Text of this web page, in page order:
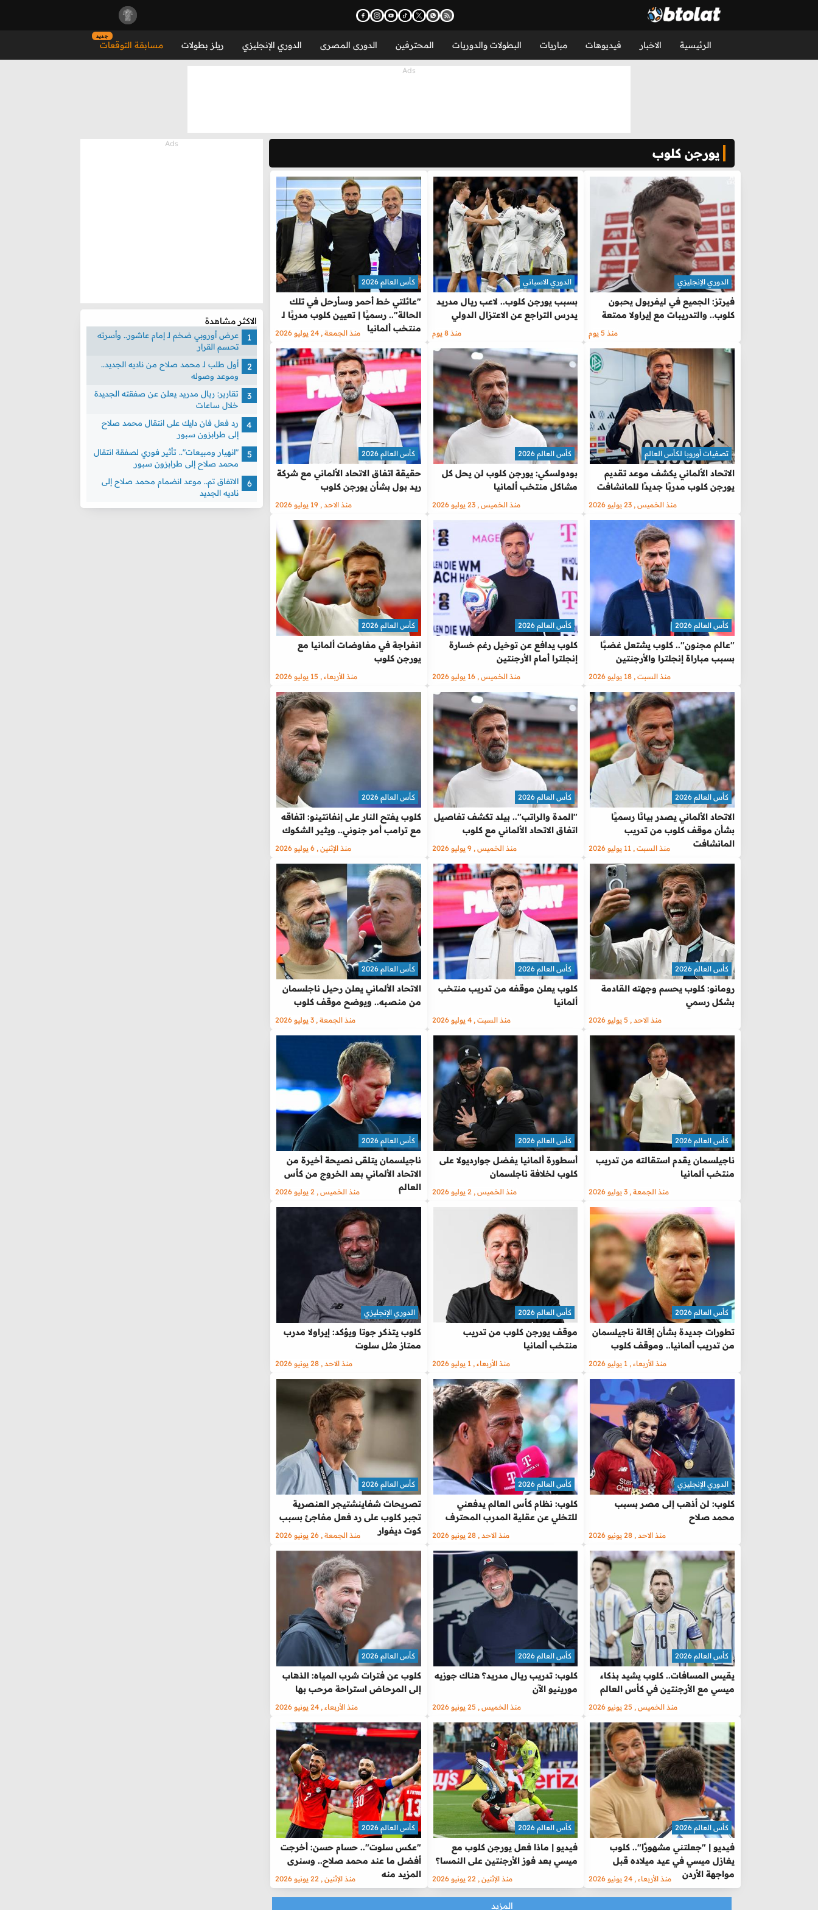
الرئيسية الاخبار فيديوهات مباريات البطولات والدوريات المحترفين الدورى المصرى الدوري الإنجليزي ريلز بطولات مسابقة التوقعات
جديد
يورجن كلوب
فيرتز: الجميع في ليفربول يحبون
كلوب.. والتدريبات مع إيراولا ممتعة
الدوري الإنجليزي
منذ 5 يوم
بسبب يورجن كلوب.. لاعب ريال مدريد
يدرس التراجع عن الاعتزال الدولي
الدوري الاسباني
منذ 8 يوم
"عائلتي خط أحمر وسأرحل في تلك
الحالة".. رسميًا | تعيين كلوب مدربًا لـ
منتخب ألمانيا
كأس العالم 2026
منذ الجمعة , 24 يوليو 2026
الاتحاد الألماني يكشف موعد تقديم
يورجن كلوب مدربًا جديدًا للمانشافت
تصفيات أوروبا لكأس العالم
منذ الخميس , 23 يوليو 2026
بودولسكي: يورجن كلوب لن يحل كل
مشاكل منتخب ألمانيا
كأس العالم 2026
منذ الخميس , 23 يوليو 2026
حقيقة اتفاق الاتحاد الألماني مع شركة
ريد بول بشأن يورجن كلوب
كأس العالم 2026
منذ الاحد , 19 يوليو 2026
"عالم مجنون".. كلوب يشتعل غضبًا
بسبب مباراة إنجلترا والأرجنتين
كأس العالم 2026
منذ السبت , 18 يوليو 2026
كلوب يدافع عن توخيل رغم خسارة
إنجلترا أمام الأرجنتين
كأس العالم 2026
منذ الخميس , 16 يوليو 2026
انفراجة في مفاوضات ألمانيا مع
يورجن كلوب
كأس العالم 2026
منذ الأربعاء , 15 يوليو 2026
الاتحاد الألماني يصدر بيانًا رسميًا
بشأن موقف كلوب من تدريب
المانشافت
كأس العالم 2026
منذ السبت , 11 يوليو 2026
"المدة والراتب".. بيلد تكشف تفاصيل
اتفاق الاتحاد الألماني مع كلوب
كأس العالم 2026
منذ الخميس , 9 يوليو 2026
كلوب يفتح النار على إنفانتينو: اتفاقه
مع ترامب أمر جنوني.. ويثير الشكوك
كأس العالم 2026
منذ الإثنين , 6 يوليو 2026
رومانو: كلوب يحسم وجهته القادمة
بشكل رسمي
كأس العالم 2026
منذ الاحد , 5 يوليو 2026
كلوب يعلن موقفه من تدريب منتخب
ألمانيا
كأس العالم 2026
منذ السبت , 4 يوليو 2026
الاتحاد الألماني يعلن رحيل ناجلسمان
من منصبه.. ويوضح موقف كلوب
كأس العالم 2026
منذ الجمعة , 3 يوليو 2026
ناجيلسمان يقدم استقالته من تدريب
منتخب ألمانيا
كأس العالم 2026
منذ الجمعة , 3 يوليو 2026
أسطورة ألمانيا يفضل جوارديولا على
كلوب لخلافة ناجلسمان
كأس العالم 2026
منذ الخميس , 2 يوليو 2026
ناجيلسمان يتلقى نصيحة أخيرة من
الاتحاد الألماني بعد الخروج من كأس
العالم
كأس العالم 2026
منذ الخميس , 2 يوليو 2026
تطورات جديدة بشأن إقالة ناجيلسمان
من تدريب ألمانيا.. وموقف كلوب
كأس العالم 2026
منذ الأربعاء , 1 يوليو 2026
موقف يورجن كلوب من تدريب
منتخب ألمانيا
كأس العالم 2026
منذ الأربعاء , 1 يوليو 2026
كلوب يتذكر جوتا ويؤكد: إيراولا مدرب
ممتاز مثل سلوت
الدوري الإنجليزي
منذ الاحد , 28 يونيو 2026
كلوب: لن أذهب إلى مصر بسبب
محمد صلاح
الدوري الإنجليزي
منذ الاحد , 28 يونيو 2026
كلوب: نظام كأس العالم يدفعني
للتخلي عن عقلية المدرب المحترف
كأس العالم 2026
منذ الاحد , 28 يونيو 2026
تصريحات شفاينشتيجر العنصرية
تجبر كلوب على رد فعل مفاجئ بسبب
كوت ديفوار
كأس العالم 2026
منذ الجمعة , 26 يونيو 2026
يقيس المسافات.. كلوب يشيد بذكاء
ميسي مع الأرجنتين في كأس العالم
كأس العالم 2026
منذ الخميس , 25 يونيو 2026
كلوب: تدريب ريال مدريد؟ هناك جوزيه
مورينيو الآن
كأس العالم 2026
منذ الخميس , 25 يونيو 2026
كلوب عن فترات شرب المياه: الذهاب
إلى المرحاض استراحة مرحب بها
كأس العالم 2026
منذ الأربعاء , 24 يونيو 2026
فيديو | "جعلتني مشهورًا".. كلوب
يغازل ميسي في عيد ميلاده قبل
مواجهة الأردن
كأس العالم 2026
منذ الأربعاء , 24 يونيو 2026
فيديو | ماذا فعل يورجن كلوب مع
ميسي بعد فوز الأرجنتين على النمسا؟
كأس العالم 2026
منذ الإثنين , 22 يونيو 2026
"عكس سلوت".. حسام حسن: أخرجت
أفضل ما عند محمد صلاح.. وسنرى
المزيد منه
كأس العالم 2026
منذ الإثنين , 22 يونيو 2026
المزيد
الاكثر مشاهدة
عرض أوروبي ضخم لـ إمام عاشور.. وأسرته
تحسم القرار
أول طلب لـ محمد صلاح من ناديه الجديد..
وموعد وصوله
تقارير: ريال مدريد يعلن عن صفقته الجديدة
خلال ساعات
رد فعل فان دايك على انتقال محمد صلاح
إلى طرابزون سبور
"انهيار ومبيعات".. تأثير فوري لصفقة انتقال
محمد صلاح إلى طرابزون سبور
الاتفاق تم.. موعد انضمام محمد صلاح إلى
ناديه الجديد